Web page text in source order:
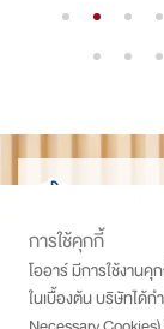
ไทยเด็ด
ติดตามเราที่
PTT Station
การใช้คุกกี้
โออาร์ มีการใช้งานคุ
ในเบื้องต้น บริษัทได้